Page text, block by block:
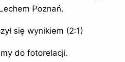
Poznań.
się wynikiem (2:1)
do fotorelacji.